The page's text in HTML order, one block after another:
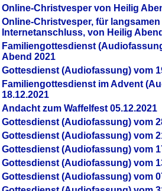
Online-Christvesper von Heilig
Online-Christvesper, für langsamen
Internetanschluss, von Heilig
Familiengottesdienst
Abend 2021
Gottesdienst (Audiofassung) vom
Familiengottesdienst im Advent
18.12.2021
Andacht zum Waffelfest 05.12.2021
Gottesdienst (Audiofassung) vom
Gottesdienst (Audiofassung) vom
Gottesdienst (Audiofassung) vom
Gottesdienst (Audiofassung) vom
Gottesdienst (Audiofassung) vom